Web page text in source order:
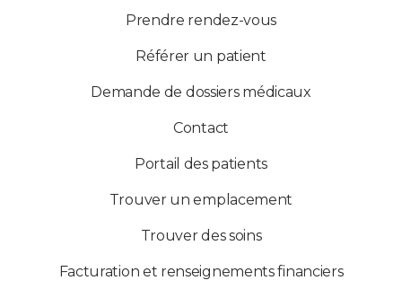
Prendre rendez-vous
Référer un patient
Demande de dossiers médicaux
Contact
Portail des patients
Trouver un emplacement
Trouver des soins
Facturation et renseignements financiers